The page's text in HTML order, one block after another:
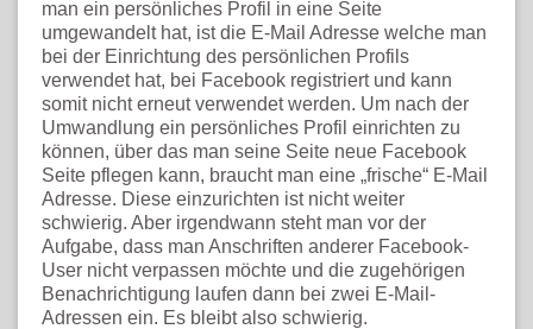
man ein persönliches Profil in eine Seite
umgewandelt hat, ist die E-Mail Adresse welche man
bei der Einrichtung des persönlichen Profils
verwendet hat, bei Facebook registriert und kann
somit nicht erneut verwendet werden. Um nach der
Umwandlung ein persönliches Profil einrichten zu
können, über das man seine Seite neue Facebook
Seite pflegen kann, braucht man eine „frische“ E-Mail
Adresse. Diese einzurichten ist nicht weiter
schwierig. Aber irgendwann steht man vor der
Aufgabe, dass man Anschriften anderer Facebook-
User nicht verpassen möchte und die zugehörigen
Benachrichtigung laufen dann bei zwei E-Mail-
Adressen ein. Es bleibt also schwierig.